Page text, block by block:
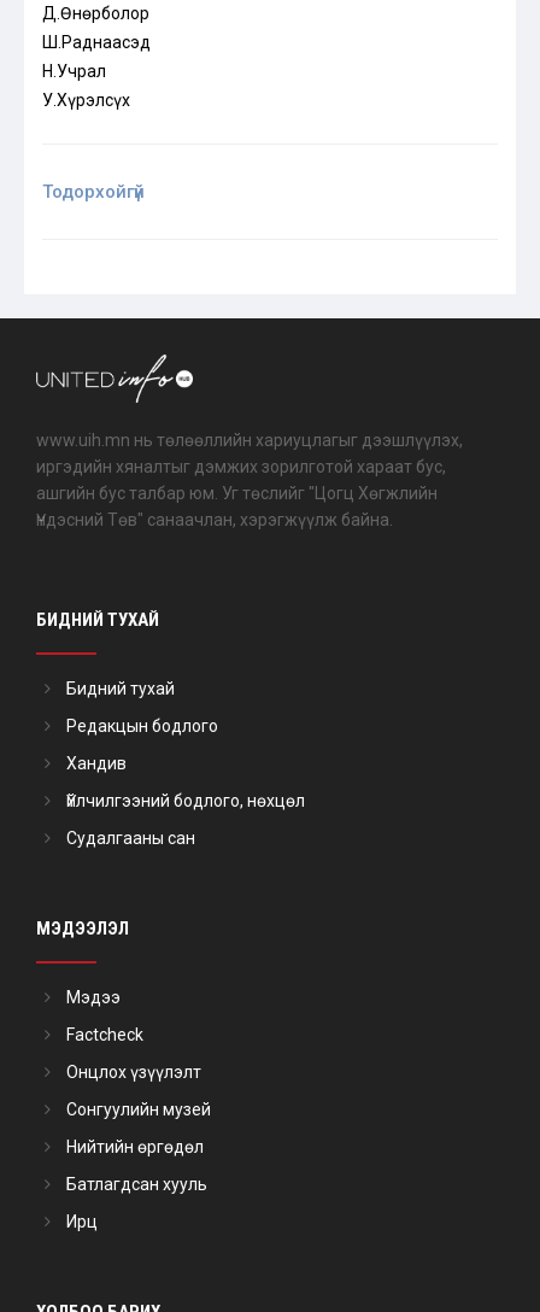
Д.Өнөрболор
Ш.Раднаасэд
Н.Учрал
У.Хүрэлсүх
Тодорхойгүй
www.uih.mn нь төлөөллийн хариуцлагыг дээшлүүлэх,
иргэдийн хяналтыг дэмжих зорилготой хараат бус,
ашгийн бус талбар юм. Уг төслийг "Цогц Хөгжлийн
Үндэсний Төв" санаачлан, хэрэгжүүлж байна.
БИДНИЙ ТУХАЙ
Бидний тухай
Редакцын бодлого
Хандив
Үйлчилгээний бодлого, нөхцөл
Судалгааны сан
МЭДЭЭЛЭЛ
Мэдээ
Factcheck
Онцлох үзүүлэлт
Сонгуулийн музей
Нийтийн өргөдөл
Батлагдсан хууль
Ирц